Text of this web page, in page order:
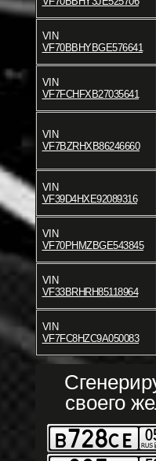
VIN
VF70BBHYBGE576641
VIN
VF7FCHFXB27035641
VIN
VF7BZRHXB86246660
VIN
VF39D4HXE92089316
VIN
VF70PHMZBGE543845
VIN
VF33BRHRH85118964
VIN
VF7FC8HZC9A050083
своего